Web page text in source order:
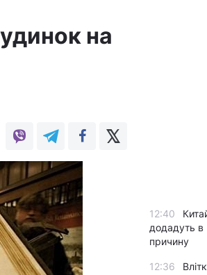
на
12:40
додадуть в
причину
12:36